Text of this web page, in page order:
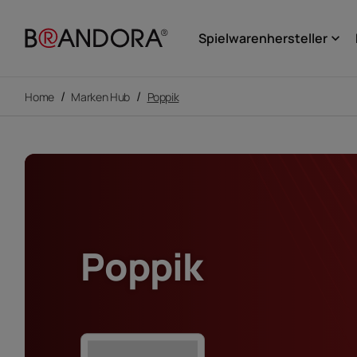
Spielwarenhersteller keyboard_arrow_down
Home / Marken Hub / Poppik
Poppik